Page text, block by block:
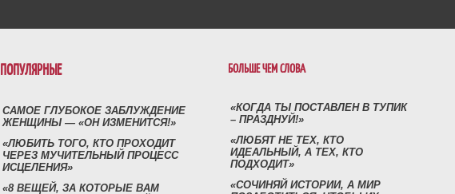
ПОПУЛЯРНЫЕ
САМОЕ ГЛУБОКОЕ ЗАБЛУЖДЕНИЕ
ЖЕНЩИНЫ — «ОН ИЗМЕНИТСЯ!»
«ЛЮБИТЬ ТОГО, КТО ПРОХОДИТ
ЧЕРЕЗ МУЧИТЕЛЬНЫЙ ПРОЦЕСС
ИСЦЕЛЕНИЯ»
«8 ВЕЩЕЙ, ЗА КОТОРЫЕ ВАМ
БОЛЬШЕ ЧЕМ СЛОВА
«КОГДА ТЫ ПОСТАВЛЕН В ТУПИК
– ПРАЗДНУЙ!»
«ЛЮБЯТ НЕ ТЕХ, КТО
ИДЕАЛЬНЫЙ, А ТЕХ, КТО
ПОДХОДИТ»
«СОЧИНЯЙ ИСТОРИИ, А МИР